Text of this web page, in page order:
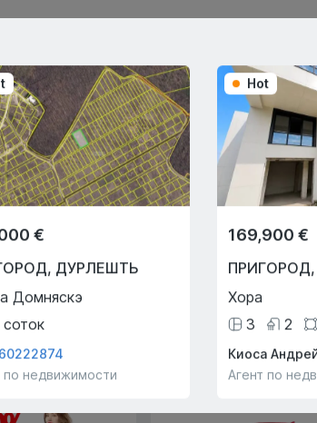
Trade-In мы поможем вам
купить эту квартиру в обмен
на другую недвижимость.
ипотеки
Просмотр на
€
, ДУРЛЕШТЬ
Домняскэ
соток
по недвижимости
Hot
169,900 €
ПРИГОРОД,
Хора
3
2
Киоса
Агент по